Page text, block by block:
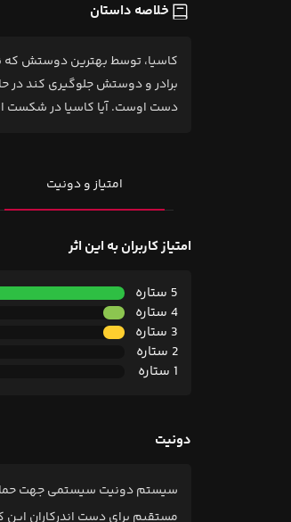
خلاصه داستان
کاسیا، توسط بهترین دوستش که
برادر و دوستش جلوگیری کند در
دست اوست. آیا کاسیا در شکست
امتیاز و دونیت
امتیاز کاربران به این اثر
5 ستاره
4 ستاره
3 ستاره
2 ستاره
1 ستاره
دونیت
سیستم دونیت سیستمی جهت حمایت
مستقیم برای دست اندرکاران این